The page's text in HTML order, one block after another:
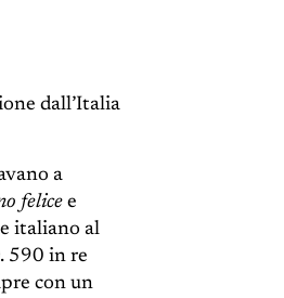
dall’Italia
a
felicee
italiano al
590 in re
con un